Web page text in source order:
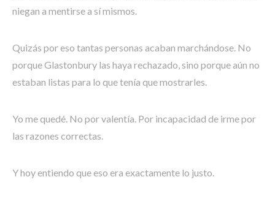
niegan a mentirse a sí mismos.
Quizás por eso tantas personas acaban marchándose. No
porque Glastonbury las haya rechazado, sino porque aún no
estaban listas para lo que tenía que mostrarles.
Yo me quedé. No por valentía. Por incapacidad de irme por
las razones correctas.
Y hoy entiendo que eso era exactamente lo justo.